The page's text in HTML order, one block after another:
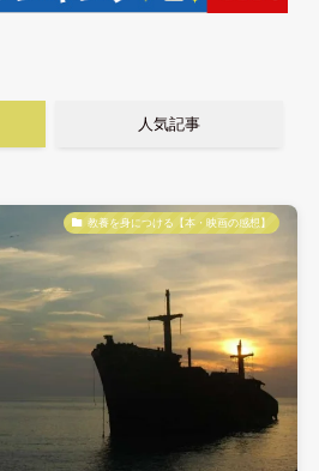
人気記事
教養を身につける【本・映画の感想】